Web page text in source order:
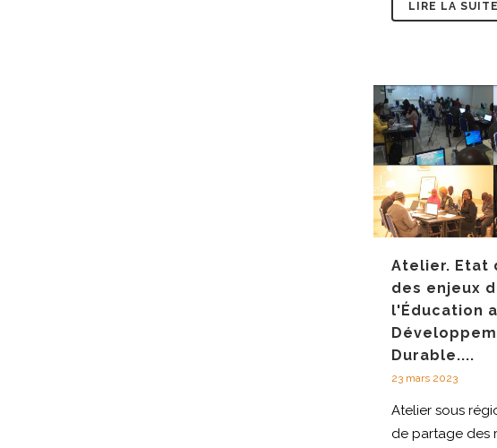
LIRE LA SUITE
Atelier. Etat
des enjeux
l'Éducation
Durable....
23 mars 2023
Atelier sous
de partage des